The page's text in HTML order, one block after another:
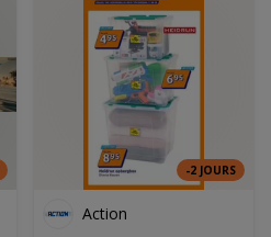
-2 JOURS
Action